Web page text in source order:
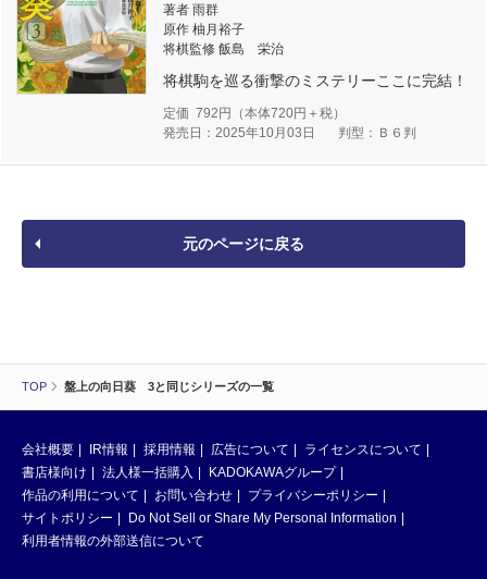
TOP 盤上の向日葵 3と同じシリーズの一覧
著者 雨群
原作 柚月裕子
将棋監修 飯島 栄治
将棋駒を巡る衝撃のミステリーここに完結！
定価 792 円（本体720円＋税）
発売日：2025年10月03日
判型：Ｂ６判
元のページに戻る
会社概要 IR情報 採用情報 広告について
ライセンスについて
書店様向け
法人様一括購入
KADOKAWAグループ
作品の利用について
お問い合わせ
プライバシーポリシー
サイトポリシー
Do Not Sell or Share My Personal Information
利用者情報の外部送信について